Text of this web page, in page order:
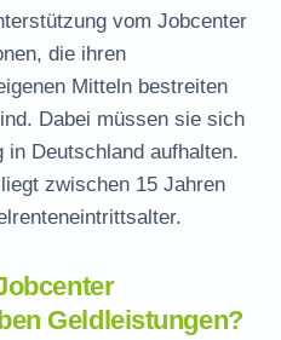
vom Jobcenter
die ihren
Mitteln bestreiten
Dabei müssen sie sich
Deutschland aufhalten.
zwischen 15 Jahren
Geldleistungen?